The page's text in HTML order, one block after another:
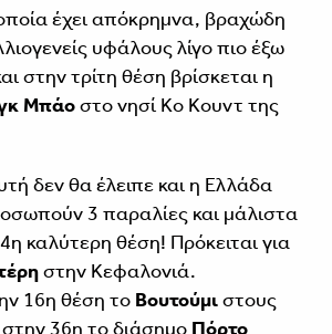
έχει απόκρημνα, βραχώδη
υφάλους λίγο πιο έξω
στην τρίτη θέση βρίσκεται η
Μπάοστο νησί Κο Κουντ της
δεν θα έλειπε και η Ελλάδα
3 παραλίες και μάλιστα
καλύτερη θέση! Πρόκειται για
στην Κεφαλονιά.
16η θέση το Βουτούμιστους
36η το διάσημο Πόρτο